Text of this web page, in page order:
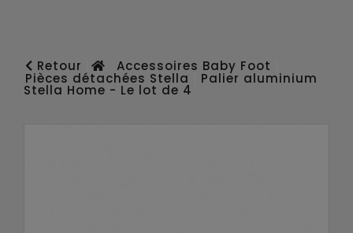
Retour Accessoires Baby Foot
Pièces détachées Stella Palier aluminium
Stella Home - Le lot de 4